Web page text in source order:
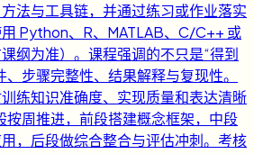
法与工具链，并通过练习或作业落实
Python、R、MATLAB、C/C++ 或
纲为准）。课程强调的不只是“得到
步骤完整性、结果解释与复现性。
练知识准确度、实现质量和表达清晰
按周推进，前段搭建概念框架，中段
，后段做综合整合与评估冲刺。考核